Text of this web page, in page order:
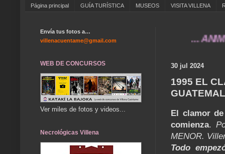
Página principal GUÍA TURÍSTICA MUSEOS VISITA VILLENA
... ANÍMATE A
30 jul 2024
1995 EL
El clamor
comienza.
MENOR.
Todo
Envía tus fotos a…
villenacuentame@gmail.com
WEB DE CONCURSOS
Ver miles de fotos y videos...
Necrológicas Villena